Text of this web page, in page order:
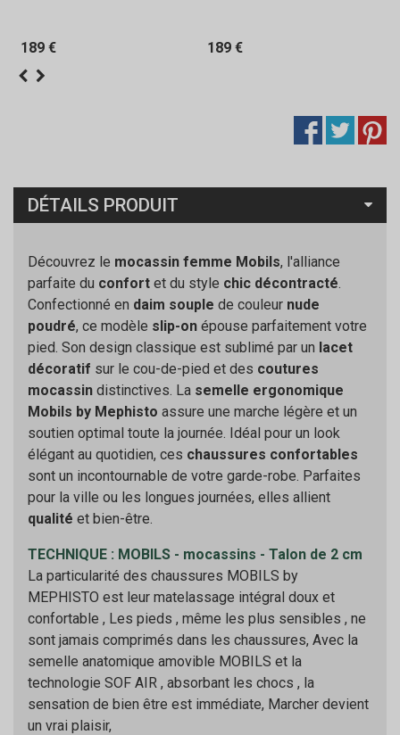
189 € 189 €
DÉTAILS PRODUIT
Découvrez le mocassin femme Mobils, l'alliance
parfaite du confort et du style chic décontracté.
Confectionné en daim souple de couleur nude
poudré, ce modèle slip-on épouse parfaitement votre
pied. Son design classique est sublimé par un lacet
décoratif sur le cou-de-pied et des coutures
mocassin distinctives. La semelle ergonomique
Mobils by Mephisto assure une marche légère et un
soutien optimal toute la journée. Idéal pour un look
élégant au quotidien, ces chaussures confortables
sont un incontournable de votre garde-robe. Parfaites
pour la ville ou les longues journées, elles allient
qualité et bien-être.
TECHNIQUE : MOBILS - mocassins - Talon de 2 cm
La particularité des chaussures MOBILS by
MEPHISTO est leur matelassage intégral doux et
confortable , Les pieds , même les plus sensibles , ne
sont jamais comprimés dans les chaussures, Avec la
semelle anatomique amovible MOBILS et la
technologie SOF AIR , absorbant les chocs , la
sensation de bien être est immédiate, Marcher devient
un vrai plaisir,